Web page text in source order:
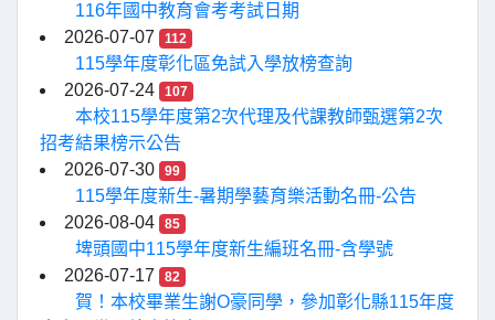
116年國中教育會考考試日期
2026-07-07
112
115學年度彰化區免試入學放榜查詢
2026-07-24
107
本校115學年度第2次代理及代課教師甄選第2次
招考結果榜示公告
2026-07-30
99
115學年度新生-暑期學藝育樂活動名冊-公告
2026-08-04
85
埤頭國中115學年度新生編班名冊-含學號
2026-07-17
82
賀！本校畢業生謝O豪同學，參加彰化縣115年度